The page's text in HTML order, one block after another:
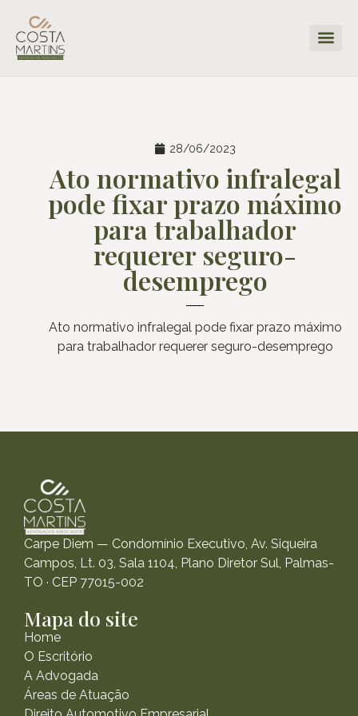
28/06/2023
Ato normativo infralegal
pode fixar prazo máximo
para trabalhador
requerer seguro-
desemprego
Ato normativo infralegal pode fixar prazo máximo
para trabalhador requerer seguro-desemprego
Carpe Diem — Condomínio Executivo, Av. Siqueira
Campos, Lt. 03, Sala 1104, Plano Diretor Sul, Palmas-
TO · CEP 77015-002
Mapa do site
Home
O Escritório
A Advogada
Áreas de Atuação